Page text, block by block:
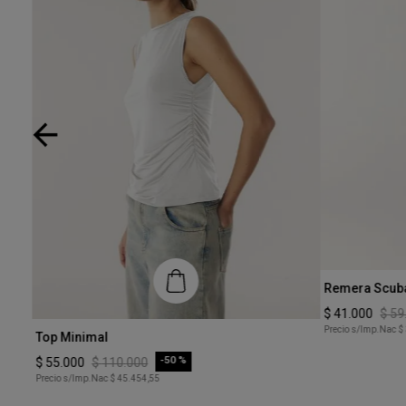
XS
Top Minimal
$ 55 000 $110.000 -50 %
Precio s/Imp.Nac $ 45.454,55
XS
Remera
$ 41 .000 $59
Precio s/Imp.Nac $